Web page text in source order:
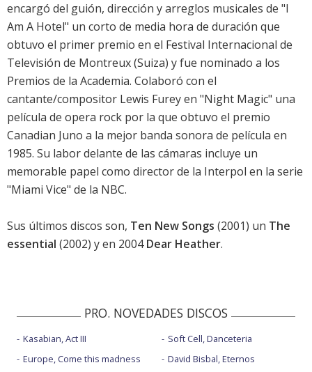
encargó del guión, dirección y arreglos musicales de "I
Am A Hotel" un corto de media hora de duración que
obtuvo el primer premio en el Festival Internacional de
Televisión de Montreux (Suiza) y fue nominado a los
Premios de la Academia. Colaboró con el
cantante/compositor Lewis Furey en "Night Magic" una
película de opera rock por la que obtuvo el premio
Canadian Juno a la mejor banda sonora de película en
1985. Su labor delante de las cámaras incluye un
memorable papel como director de la Interpol en la serie
"Miami Vice" de la NBC.
Sus últimos discos son, Ten New Songs (2001) un The
essential (2002) y en 2004Dear Heather.
PRO. NOVEDADES DISCOS
Kasabian, Act III
Europe, Come this madness
Soft Cell, Danceteria
David Bisbal, Eternos